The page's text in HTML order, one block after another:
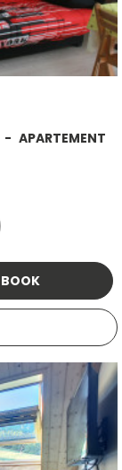
APARTEMENT
BOOK